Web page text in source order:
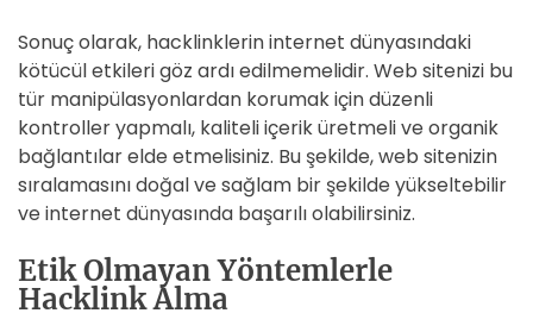
Sonuç olarak, hacklinklerin internet dünyasındaki
kötücül etkileri göz ardı edilmemelidir. Web sitenizi bu
tür manipülasyonlardan korumak için düzenli
kontroller yapmalı, kaliteli içerik üretmeli ve organik
bağlantılar elde etmelisiniz. Bu şekilde, web sitenizin
sıralamasını doğal ve sağlam bir şekilde yükseltebilir
ve internet dünyasında başarılı olabilirsiniz.
Etik Olmayan Yöntemlerle
Hacklink Alma